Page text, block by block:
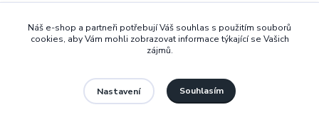
+420 774 678 717
Náš e-shop a partneři potřebují Váš souhlas s použitím souborů
cookies, aby Vám mohli zobrazovat informace týkající se Vašich
zájmů.
Nastavení Souhlasím